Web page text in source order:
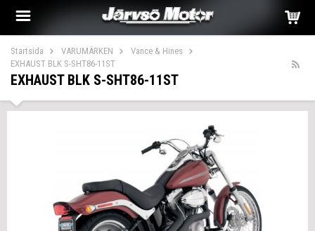
Startsida VARUMÄRKEN
Vance & Hines
EXHAUST BLK S-SHT86-11ST
EXHAUST BLK S-SHT86-11ST